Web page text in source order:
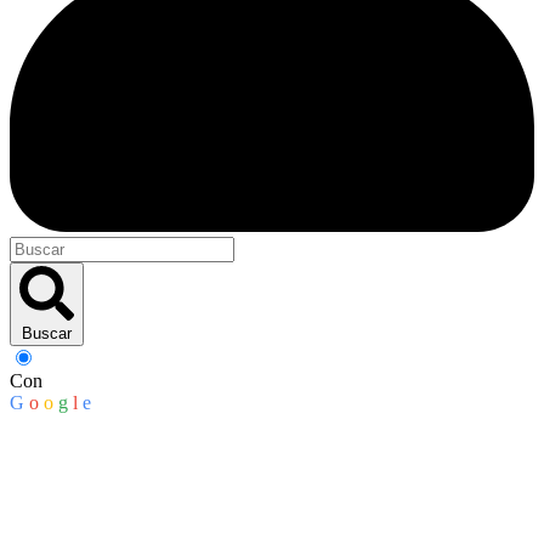
Buscar
Con
G o o g l e